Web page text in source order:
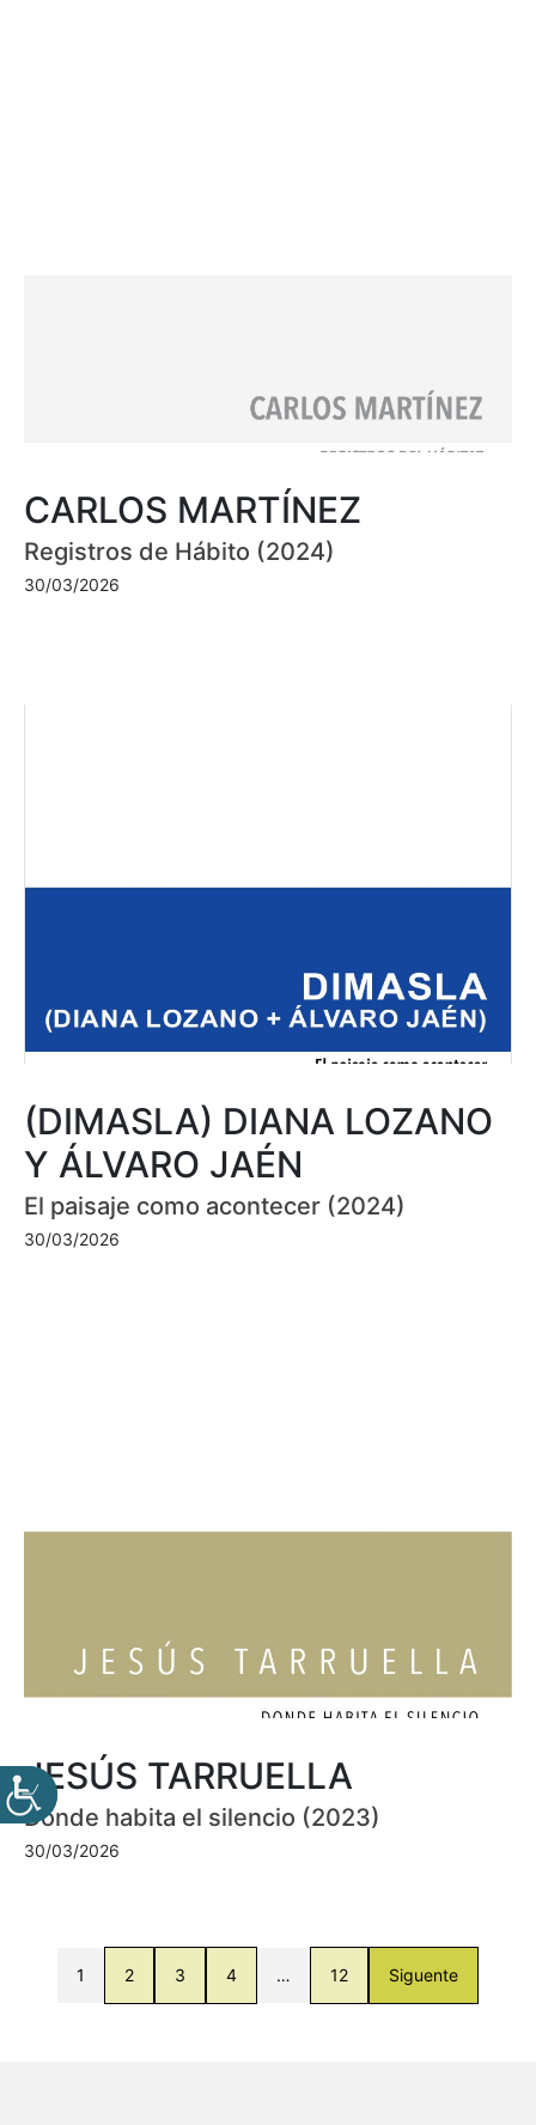
CARLOS MARTÍNEZ
Registros de Hábito (2024)
30/03/2026
(DIMASLA) DIANA LOZANO
Y ÁLVARO JAÉN
El paisaje como acontecer (2024)
30/03/2026
JESÚS TARRUELLA
Donde habita el silencio (2023)
30/03/2026
1 2 3 4 … 12 Siguente